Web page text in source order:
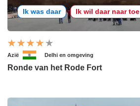
Ik was daar Ik wil daar naar toe
Azië Delhi en omgeving
Ronde van het Rode Fort